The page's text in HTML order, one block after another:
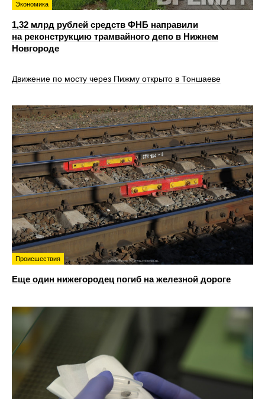
Экономика
1,32 млрд рублей средств ФНБ направили
на реконструкцию трамвайного депо в Нижнем
Новгороде
Движение по мосту через Пижму открыто в Тоншаеве
Происшествия
Еще один нижегородец погиб на железной дороге